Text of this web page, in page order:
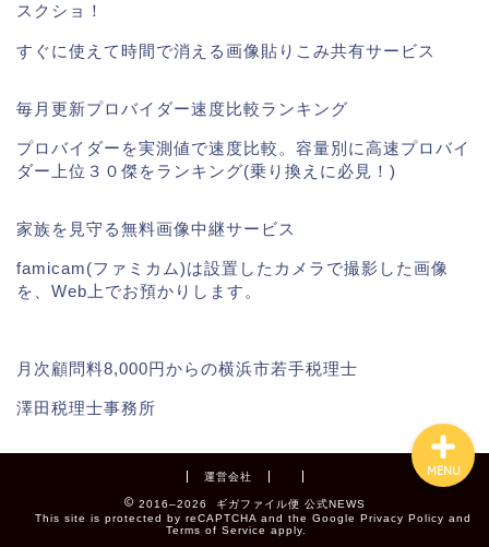
スクショ！
すぐに使えて時間で消える画像貼りこみ共有サービス
毎月更新プロバイダー速度比較ランキング
プロバイダーを実測値で速度比較。容量別に高速プロバイ
ダー上位３０傑をランキング(乗り換えに必見！)
家族を見守る無料画像中継サービス
famicam(ファミカム)は設置したカメラで撮影した画像
を、Web上でお預かりします。
月次顧問料8,000円からの横浜市若手税理士
澤田税理士事務所
運営会社
2016–2026 ギガファイル便 公式NEWS
This site is protected by reCAPTCHA and the Google Privacy Policy and
Terms of Service apply.
MENU
掲載実績